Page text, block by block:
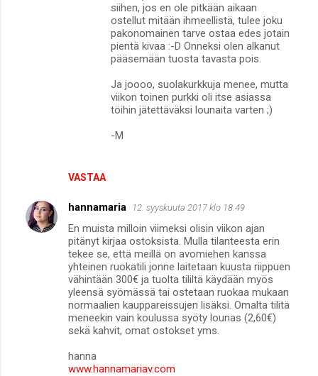
VASTAA
siihen, jos en ole pitkään aikaan
ostellut mitään ihmeellistä, tulee joku
pakonomainen tarve ostaa edes jotain
pientä kivaa :-D Onneksi olen alkanut
pääsemään tuosta tavasta pois.
Ja joooo, suolakurkkuja menee, mutta
viikon toinen purkki oli itse asiassa
töihin jätettäväksi lounaita varten ;)
-M
hannamaria 12. syyskuuta 2017 klo 18.49
En muista milloin viimeksi olisin viikon ajan
pitänyt kirjaa ostoksista. Mulla tilanteesta erin
tekee se, että meillä on avomiehen kanssa
yhteinen ruokatili jonne laitetaan kuusta riippuen
vähintään 300€ ja tuolta tililtä käydään myös
yleensä syömässä tai ostetaan ruokaa mukaan
normaalien kauppareissujen lisäksi. Omalta tilitä
meneekin vain koulussa syöty lounas (2,60€)
sekä kahvit, omat ostokset yms.
hanna
www.hannamariav.com